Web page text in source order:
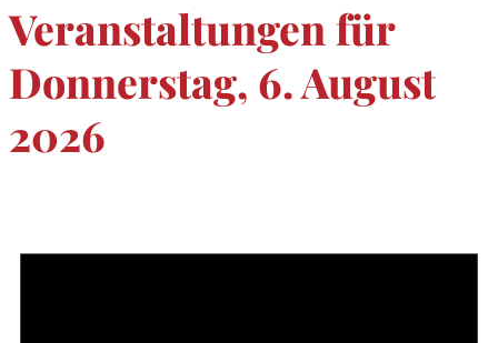
Veranstaltungen für
Donnerstag, 6. August
2026